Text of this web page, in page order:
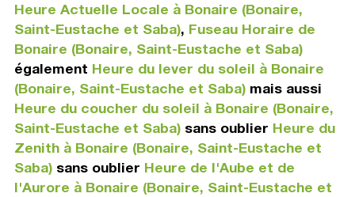
Heure Actuelle Locale à Bonaire (Bonaire,
Saint-Eustache et Saba), Fuseau Horaire de
Bonaire (Bonaire, Saint-Eustache et Saba)
également Heure du lever du soleil à Bonaire
(Bonaire, Saint-Eustache et Saba)mais aussi
Heure du coucher du soleil à Bonaire (Bonaire,
Saint-Eustache et Saba)sans oublier Heure du
Zenith à Bonaire (Bonaire, Saint-Eustache et
Saba)sans oublier Heure de l'Aube et de
l'Aurore à Bonaire (Bonaire, Saint-Eustache et